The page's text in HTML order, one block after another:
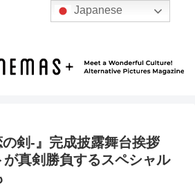
の剣-』完成披露舞台挨拶
真剣勝負するスペシャル
Japanese